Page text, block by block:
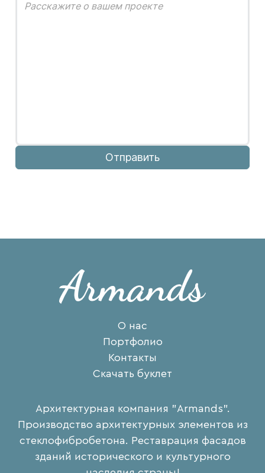
Отправить
О нас
Портфолио
Контакты
Скачать буклет
Архитектурная компания "Armands".
Производство архитектурных элементов из
стеклофибробетона. Реставрация фасадов
зданий исторического и культурного